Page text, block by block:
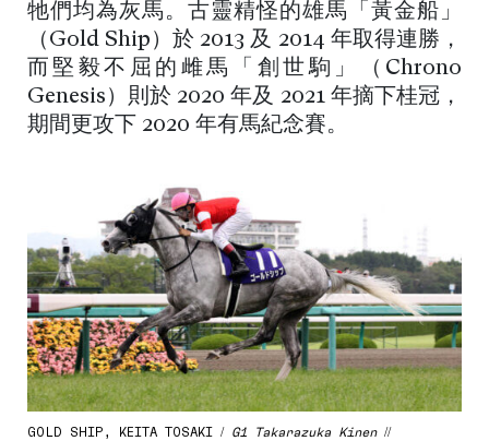
牠們均為灰馬。古靈精怪的雄馬「黃金船」
（Gold Ship）於 2013 及 2014 年取得連勝，
而堅毅不屈的雌馬「創世駒」（Chrono
Genesis）則於 2020 年及 2021 年摘下桂冠，
期間更攻下 2020 年有馬紀念賽。
GOLD SHIP, KEITA TOSAKI / G1 Takarazuka Kinen//